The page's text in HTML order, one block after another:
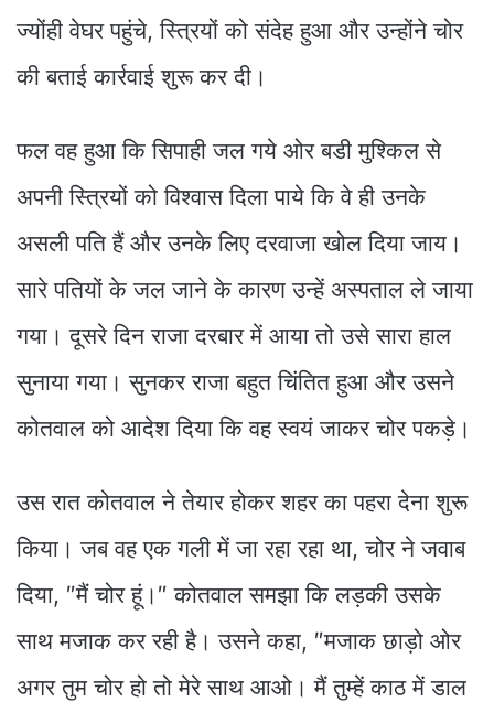
ज्योंही वेघर पहुंचे, स्त्रियों को संदेह हुआ और उन्होंने चोर
की बताई कार्रवाई शुरू कर दी।
फल वह हुआ कि सिपाही जल गये ओर बडी मुश्किल से
अपनी स्त्रियों को विश्वास दिला पाये कि वे ही उनके
असली पति हैं और उनके लिए दरवाजा खोल दिया जाय।
सारे पतियों के जल जाने के कारण उन्हें अस्पताल ले जाया
गया। दूसरे दिन राजा दरबार में आया तो उसे सारा हाल
सुनाया गया। सुनकर राजा बहुत चिंतित हुआ और उसने
कोतवाल को आदेश दिया कि वह स्वयं जाकर चोर पकड़े।
उस रात कोतवाल ने तेयार होकर शहर का पहरा देना शुरू
किया। जब वह एक गली में जा रहा रहा था, चोर ने जवाब
दिया, ″मैं चोर हूं।″ कोतवाल समझा कि लड़की उसके
साथ मजाक कर रही है। उसने कहा, ″मजाक छाड़ो ओर
अगर तुम चोर हो तो मेरे साथ आओ। मैं तुम्हें काठ में डाल